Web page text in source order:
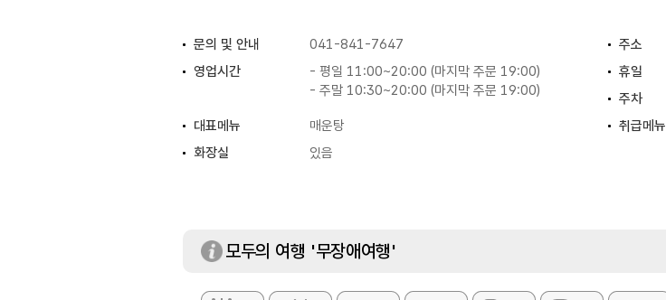
문의 및 안내 041-841-7647 주소
영업시간
- 평일 11:00~20:00 (마지막 주문 19:00)
- 주말 10:30~20:00 (마지막 주문 19:00)
휴일
주차
대표메뉴
매운탕 취급메뉴
화장실
있음
모두의 여행 '무장애여행'